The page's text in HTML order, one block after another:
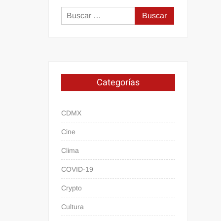
Buscar:
Categorías
CDMX
Cine
Clima
COVID-19
Crypto
Cultura